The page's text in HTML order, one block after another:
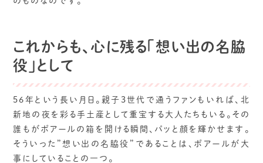
これからも、心に残る「想い出の名脇
役」として
56年という長い月日。親子3世代で通うファンもいれば、北
新地の夜を彩る手土産として重宝する大人たちもいる。その
誰もがポアールの箱を開ける瞬間、パッと顔を輝かせます。
そういった”想い出の名脇役”であることは、ポアールが大
事にしていることの一つ。